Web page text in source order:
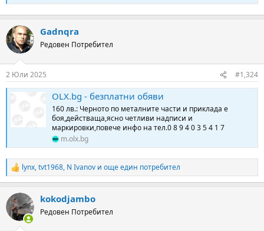
Gadnqra
Редовен Потребител
2 Юли 2025 #1,324
OLX.bg - безплатни обяви
160 лв.: Черното по металните части и приклада е
боя,действаща,ясно четливи надписи и
маркировки,повече инфо на тел.0 8 9 4 0 3 5 4 1 7
m.olx.bg
R
e
c
t
i
lynx,tvt1968, N Ivanov и още един потребител
kokodjambo
Редовен Потребител